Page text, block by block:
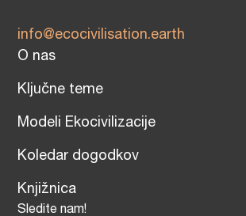
info@ecocivilisation.earth
O nas
Ključne teme
Modeli Ekocivilizacije
Koledar dogodkov
Knjižnica
Sledite nam!